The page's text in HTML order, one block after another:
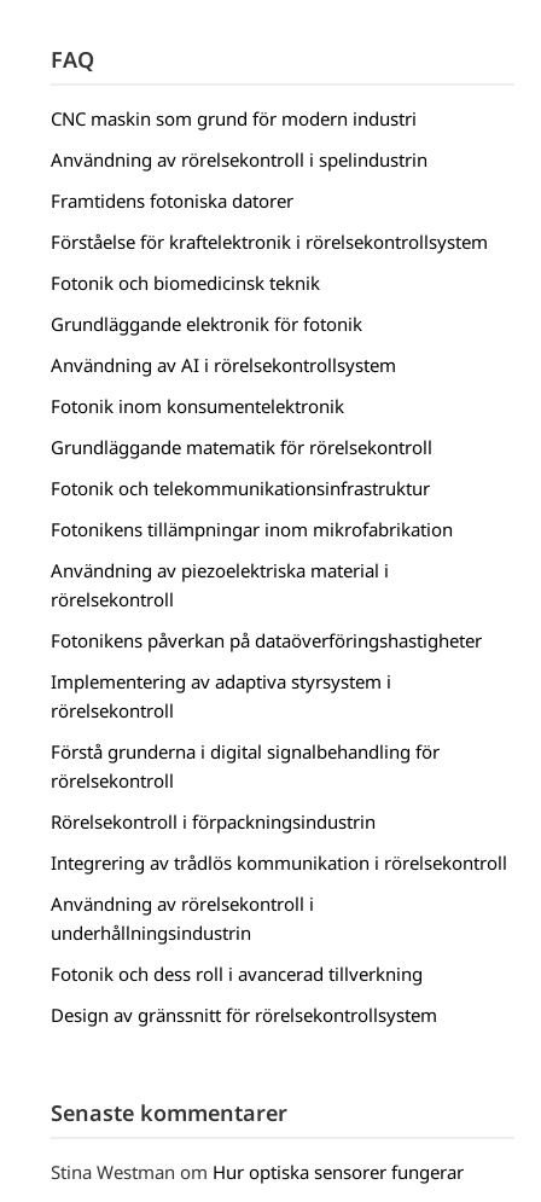
FAQ
CNC maskin som grund för modern industri
Användning av rörelsekontroll i spelindustrin
Framtidens fotoniska datorer
Förståelse för kraftelektronik i rörelsekontrollsystem
Fotonik och biomedicinsk teknik
Grundläggande elektronik för fotonik
Användning av AI i rörelsekontrollsystem
Fotonik inom konsumentelektronik
Grundläggande matematik för rörelsekontroll
Fotonik och telekommunikationsinfrastruktur
Fotonikens tillämpningar inom mikrofabrikation
Användning av piezoelektriska material i
rörelsekontroll
Fotonikens påverkan på dataöverföringshastigheter
Implementering av adaptiva styrsystem i
rörelsekontroll
Förstå grunderna i digital signalbehandling för
rörelsekontroll
Rörelsekontroll i förpackningsindustrin
Integrering av trådlös kommunikation i rörelsekontroll
Användning av rörelsekontroll i
underhållningsindustrin
Fotonik och dess roll i avancerad tillverkning
Design av gränssnitt för rörelsekontrollsystem
Senaste kommentarer
Stina Westman om Hur optiska sensorer fungerar